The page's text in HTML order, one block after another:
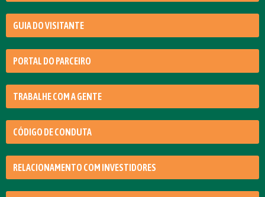
GUIA DO VISITANTE
PORTAL DO PARCEIRO
TRABALHE COM A GENTE
CÓDIGO DE CONDUTA
RELACIONAMENTO COM INVESTIDORES